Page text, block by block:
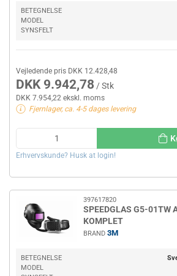
BETEGNELSE
MODEL
SYNSFELT
Vejledende pris DKK 12.428,48
DKK 9.942,78 / Stk
DKK 7.954,22 ekskl. moms
Fjernlager, ca. 4-5 dages levering
Erhvervskunde? Husk at login!
397617820
SPEEDGLAS G5-01TW
KOMPLET
BRAND 3M
BETEGNELSE
MODEL